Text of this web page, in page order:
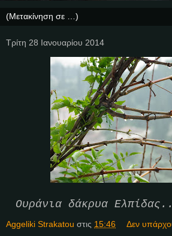
Τρίτη 28 Ιανουαρίου 2014
Ουράνια δάκρυα
Aggeliki Strakatou στις 15:46 Δεν